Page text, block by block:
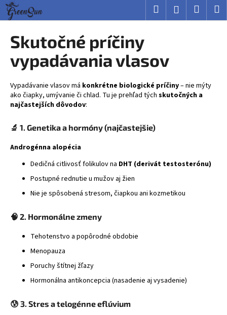
Prejsť
obsah
Hľadať Prihlásenie
Skutočné príčiny
vypadávania vlasov
Vypadávanie vlasov má konkrétne biologické príčiny– nie mýty
ako čiapky, umývanie či chlad. Tu je prehľad tých skutočných a
najčastejších dôvodov:
🔬 1. Genetika a hormóny (najčastejšie)
Androgénna alopécia
Dedičná citlivosť folikulov na DHT (derivát testosterónu)
Postupné rednutie u mužov aj žien
Nie je spôsobená stresom, čiapkou ani kozmetikou
🧠 2. Hormonálne zmeny
Tehotenstvo a popôrodné obdobie
Menopauza
Poruchy štítnej žľazy
Hormonálna antikoncepcia (nasadenie aj vysadenie)
😰 3. Stres a telogénne eflúvium
K
o
Č
o
p
o
t
r
e
b
e